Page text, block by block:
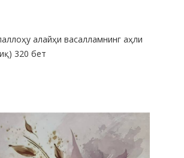
алайҳи васалламнинг аҳли
320 бет